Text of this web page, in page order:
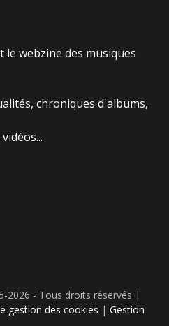
webzine des musiques
chroniques d'albums,
2026 - Tous droits réservés |
gestion des cookies | Gestion